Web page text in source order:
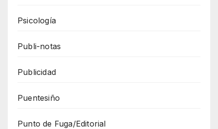
Psicología
Publi-notas
Publicidad
Puentesiño
Punto de Fuga/Editorial